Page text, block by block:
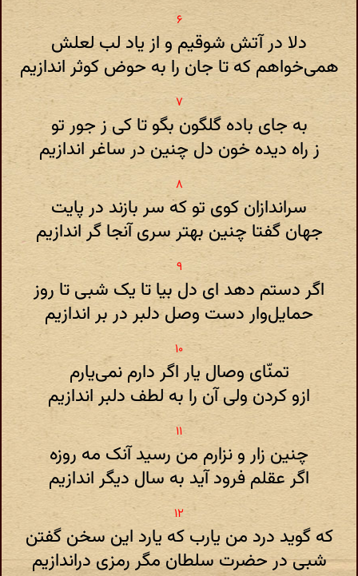
دلا در آتش شوقیم و از یاد لب لعلش
همی‌خواهم که تا جان را به حوض کوثر اندازیم
به جای باده گلگون بگو تا کی ز جور تو
ز راه دیده خون دل چنین در ساغر اندازیم
سراندازان کوی تو که سر بازند در پایت
جهان گفتا چنین بهتر سری آنجا گر اندازیم
اگر دستم دهد ای دل بیا تا یک شبی تا روز
حمایل‌وار دست وصل دلبر در بر اندازیم
تمنّای وصال یار اگر دارم نمی‌یارم
ازو کردن ولی آن را به لطف دلبر اندازیم
چنین زار و نزارم من رسید آنک مه روزه
اگر عقلم فرود آید به سال دیگر اندازیم
که گوید درد من یارب که یارد این سخن گفتن
شبی در حضرت سلطان مگر رمزی دراندازیم